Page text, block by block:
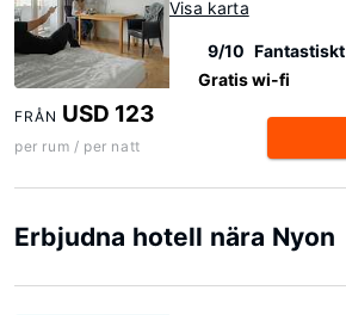
Visa karta
9/10 Fantastiskt
Gratis wi-fi
FRÅN USD 123
per rum / per natt
Erbjudna hotell nära Nyon